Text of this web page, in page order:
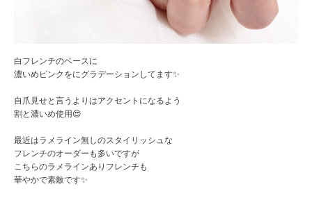
白フレンチのベースに
濃いめピンクをにグラデーションしてます✨
自爪見せと言うよりはアクセントになるよう
割と濃いめ使用😍
最近はラメライン無しのスタイリッシュな
フレンチのオーダーも多いですが
こちらのラメラインありフレンチも
華やかで素敵です✨